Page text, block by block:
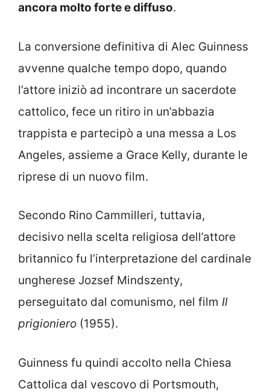
ancora molto forte e diffuso.
La conversione definitiva di Alec Guinness
avvenne qualche tempo dopo, quando
l’attore iniziò ad incontrare un sacerdote
cattolico, fece un ritiro in un’abbazia
trappista e partecipò a una messa a Los
Angeles, assieme a Grace Kelly, durante le
riprese di un nuovo film.
Secondo Rino Cammilleri, tuttavia,
decisivo nella scelta religiosa dell’attore
britannico fu l’interpretazione del cardinale
ungherese Jozsef Mindszenty,
perseguitato dal comunismo, nel film Il
prigioniero (1955).
Guinness fu quindi accolto nella Chiesa
Cattolica dal vescovo di Portsmouth,